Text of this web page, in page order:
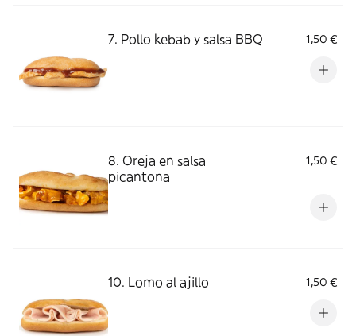
7. Pollo kebab y salsa BBQ 1,50 €
8. Oreja en salsa
picantona
1,50 €
10. Lomo al ajillo 1,50 €